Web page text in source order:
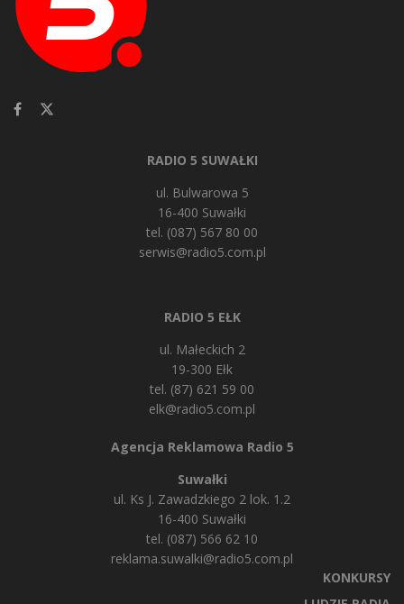
RADIO 5 SUWAŁKI
ul. Bulwarowa 5
16-400 Suwałki
tel. (087) 567 80 00
serwis@radio5.com.pl
RADIO 5 EŁK
ul. Małeckich 2
19-300 Ełk
tel. (87) 621 59 00
elk@radio5.com.pl
Agencja Reklamowa Radio 5
Suwałki
ul. Ks J. Zawadzkiego 2 lok. 1.2
16-400 Suwałki
tel. (087) 566 62 10
reklama.suwalki@radio5.com.pl
KONKURSY